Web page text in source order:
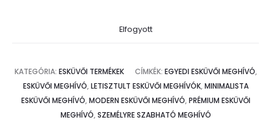
Elfogyott
KATEGÓRIA: ESKÜVŐI TERMÉKEK CÍMKÉK: EGYEDI ESKÜVŐI MEGHÍVÓ,
ESKÜVŐI MEGHÍVÓ, LETISZTULT ESKÜVŐI MEGHÍVÓK, MINIMALISTA
ESKÜVŐI MEGHÍVÓ, MODERN ESKÜVŐI MEGHÍVÓ, PRÉMIUM ESKÜVŐI
MEGHÍVÓ, SZEMÉLYRE SZABHATÓ MEGHÍVÓ